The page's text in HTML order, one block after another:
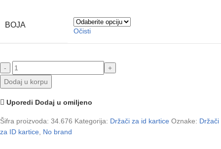
BOJA
Očisti
Dodaj u korpu
Uporedi Dodaj u omiljeno
Šifra proizvoda: 34.676 Kategorija: Držači za id kartice Oznake: Držači
za ID kartice, No brand